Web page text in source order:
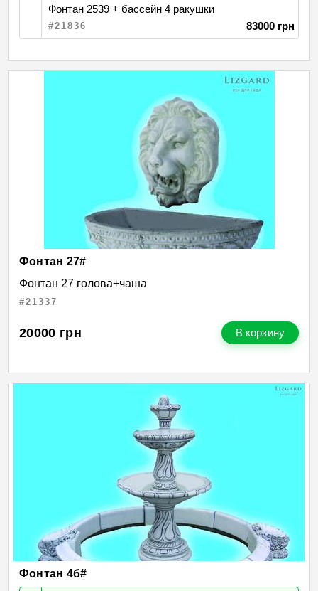
Фонтан 2539 + бассейн 4 ракушки
#21836 83000 грн
Фонтан 27#
Фонтан 27 голова+чаша
#21337
20000 грн В корзину
Фонтан 4б#